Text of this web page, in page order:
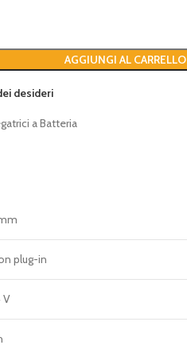
AGGIUNGI AL CARRELLO
desideri
a Batteria
plug-in
V